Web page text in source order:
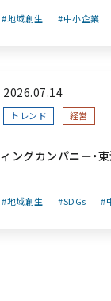
地域創生 中小企業
2026.07.14
トレンド 経営
ングカンパニー・
地域創生 SDGs